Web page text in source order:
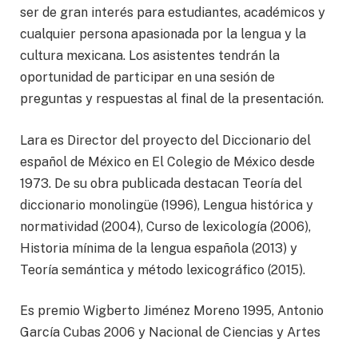
ser de gran interés para estudiantes, académicos y
cualquier persona apasionada por la lengua y la
cultura mexicana. Los asistentes tendrán la
oportunidad de participar en una sesión de
preguntas y respuestas al final de la presentación.
Lara es Director del proyecto del Diccionario del
español de México en El Colegio de México desde
1973. De su obra publicada destacan Teoría del
diccionario monolingüe (1996), Lengua histórica y
normatividad (2004), Curso de lexicología (2006),
Historia mínima de la lengua española (2013) y
Teoría semántica y método lexicográfico (2015).
Es premio Wigberto Jiménez Moreno 1995, Antonio
García Cubas 2006 y Nacional de Ciencias y Artes